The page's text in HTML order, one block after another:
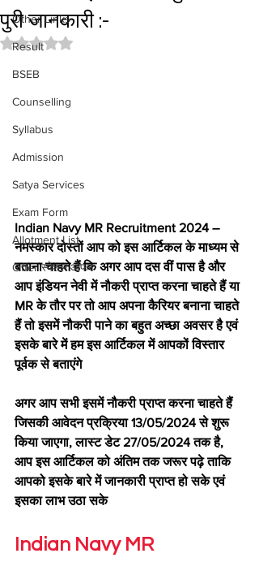
Other Links
Result
BSEB
Counselling
Syllabus
Admission
Satya Services
Exam Form
Allotment List
Offer स्पेशल ऑफर
पुरी जानकारी :-
Rated NaN out of 5 stars.
Indian Navy MR Recruitment 2024 –
नमस्कार दोस्तों आप को इस आर्टिकल के माध्यम से
बताना चाहते हैं कि अगर आप दस वीं पास है और
आप इंडियन नेवी में नौकरी प्राप्त करना चाहते हैं या
MR के तौर पर तो आप अपना कैरियर बनाना चाहते
हैं तो इसमें नौकरी पाने का बहुत अच्छा अवसर है एवं
इसके बारे में हम इस आर्टिकल में आपकों विस्तार
पूर्वक से बताएंगे
अगर आप सभी इसमें नौकरी प्राप्त करना चाहते हैं
जिसकी आवेदन प्रक्रिया 13/05/2024 से शुरू
किया जाएगा, लास्ट डेट 27/05/2024 तक है,
आप इस आर्टिकल को अंतिम तक जरूर पढ़े ताकि
आपको इसके बारे में जानकारी प्राप्त हो सके एवं
इसका लाभ उठा सके
Indian Navy MR